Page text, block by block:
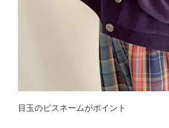
目玉のピスネームがポイント